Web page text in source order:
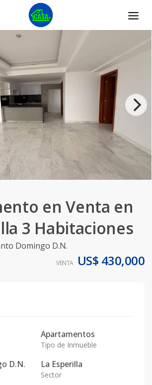
en Venta en
3 Habitaciones
Domingo D.N.
VENTA US$ 430,000
Apartamentos
Tipo de Inmueble
D.N. La Esperilla
Sector